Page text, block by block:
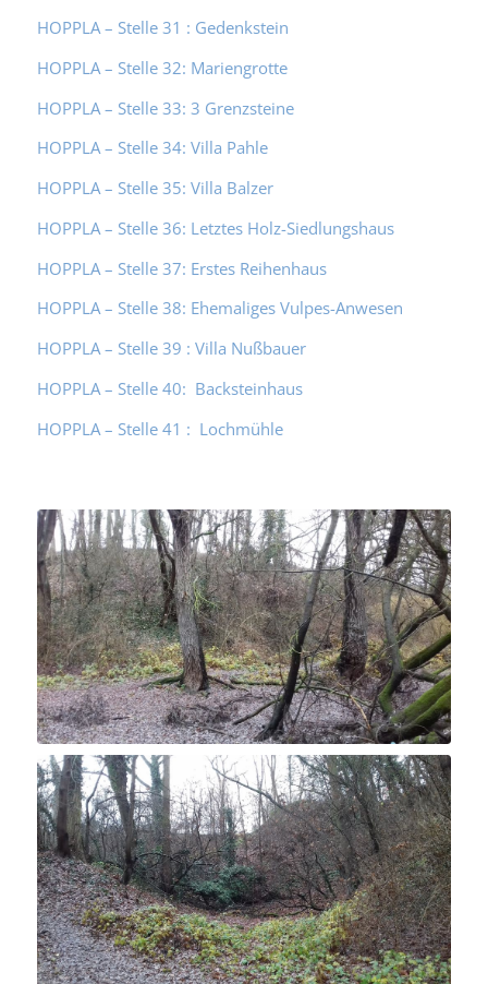
HOPPLA – Stelle 31 : Gedenkstein
HOPPLA – Stelle 32: Mariengrotte
HOPPLA – Stelle 33: 3 Grenzsteine
HOPPLA – Stelle 34: Villa Pahle
HOPPLA – Stelle 35: Villa Balzer
HOPPLA – Stelle 36: Letztes Holz-Siedlungshaus
HOPPLA – Stelle 37: Erstes Reihenhaus
HOPPLA – Stelle 38: Ehemaliges Vulpes-Anwesen
HOPPLA – Stelle 39 : Villa Nußbauer
HOPPLA – Stelle 40: Backsteinhaus
HOPPLA – Stelle 41 : Lochmühle